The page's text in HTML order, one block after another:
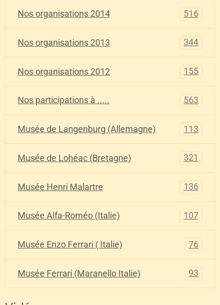
Nos organisations 2014 516
Nos organisations 2013 344
Nos organisations 2012 155
Nos participations à ..... 563
Musée de Langenburg (Allemagne) 113
Musée de Lohéac (Bretagne) 321
Musée Henri Malartre 136
Musée Alfa-Roméo (Italie) 107
Musée Enzo Ferrari ( Italie) 76
Musée Ferrari (Maranello Italie) 93